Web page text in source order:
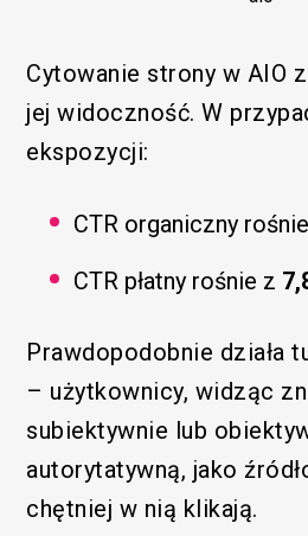
Cytowanie strony w AIO
jej widoczność. W
ekspozycji:
CTR organiczny
CTR płatny rośnie z
Prawdopodobnie działa
– użytkownicy, widząc
subiektywnie lub
autorytatywną, jako
chętniej w nią klikają.